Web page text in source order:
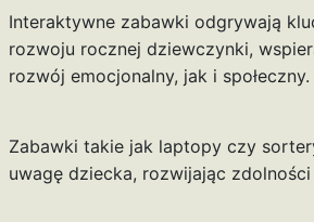
Interaktywne zabawki odgrywają
rozwoju rocznej dziewczynki,
rozwój emocjonalny, jak i społeczny.
Zabawki takie jak laptopy czy
uwagę dziecka, rozwijając